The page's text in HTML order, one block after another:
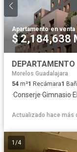
Apartamento·en venta
$ 2,184,638
Morelos Guadalajara
54 m²1 Recámara1
·Conserje·Gimnasio·
Actualizado hace más
1 /4